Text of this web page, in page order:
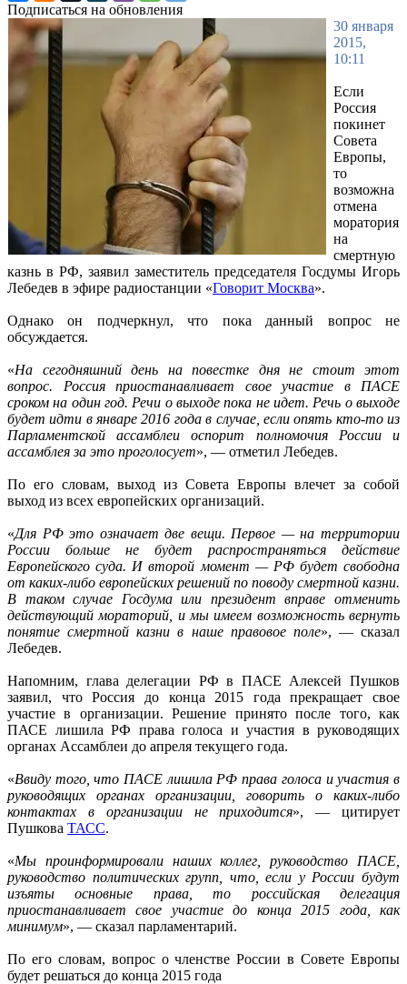
Подписаться на обновления
30 января
2015,
10:11
Если
Россия
покинет
Совета
Европы,
то
возможна
отмена
моратория
на
смертную
казнь в РФ, заявил заместитель председателя Госдумы Игорь
Лебедев в эфире радиостанции «Говорит Москва».
Однако он подчеркнул, что пока данный вопрос не
обсуждается.
«На сегодняшний день на повестке дня не стоит этот
вопрос. Россия приостанавливает свое участие в ПАСЕ
сроком на один год. Речи о выходе пока не идет. Речь о выходе
будет идти в январе 2016 года в случае, если опять кто-то из
Парламентской ассамблеи оспорит полномочия России и
ассамблея за это проголосует», — отметил Лебедев.
По его словам, выход из Совета Европы влечет за собой
выход из всех европейских организаций.
«Для РФ это означает две вещи. Первое — на территории
России больше не будет распространяться действие
Европейского суда. И второй момент — РФ будет свободна
от каких-либо европейских решений по поводу смертной казни.
В таком случае Госдума или президент вправе отменить
действующий мораторий, и мы имеем возможность вернуть
понятие смертной казни в наше правовое поле», — сказал
Лебедев.
Напомним, глава делегации РФ в ПАСЕ Алексей Пушков
заявил, что Россия до конца 2015 года прекращает свое
участие в организации. Решение принято после того, как
ПАСЕ лишила РФ права голоса и участия в руководящих
органах Ассамблеи до апреля текущего года.
«Ввиду того, что ПАСЕ лишила РФ права голоса и участия в
руководящих органах организации, говорить о каких-либо
контактах в организации не приходится», — цитирует
Пушкова ТАСС.
«Мы проинформировали наших коллег, руководство ПАСЕ,
руководство политических групп, что, если у России будут
изъяты основные права, то российская делегация
приостанавливает свое участие до конца 2015 года, как
минимум», — сказал парламентарий.
По его словам, вопрос о членстве России в Совете Европы
будет решаться до конца 2015 года